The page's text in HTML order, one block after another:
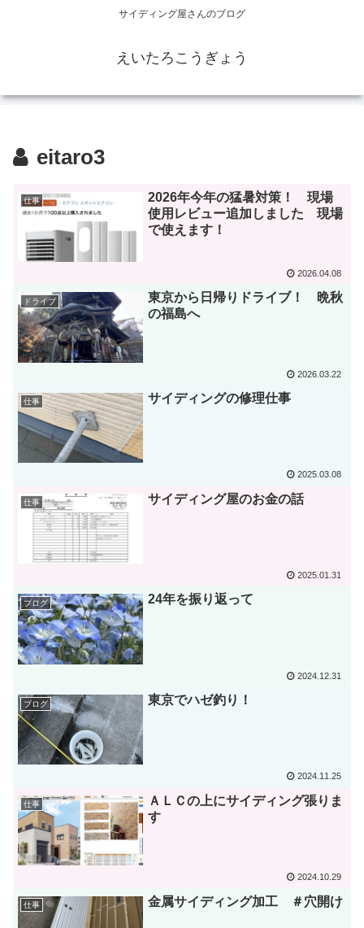
サイディング屋さんのブログ
えいたろこうぎょう
eitaro3
仕事
2026年今年の猛暑対策！ 現場
使用レビュー追加しました 現場
で使えます！
2026.04.08
ドライブ
東京から日帰りドライブ！ 晩秋
の福島へ
2026.03.22
仕事 サイディングの修理仕事
2025.03.08
仕事 サイディング屋のお金の話
2025.01.31
ブログ 24年を振り返って
2024.12.31
ブログ 東京でハゼ釣り！
2024.11.25
仕事
ＡＬＣの上にサイディング張りま
す
2024.10.29
仕事 金属サイディング加工 ＃穴開け